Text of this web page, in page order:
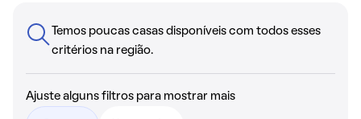
Temos poucas casas disponíveis com todos esses
critérios na região.
Ajuste alguns filtros para mostrar mais